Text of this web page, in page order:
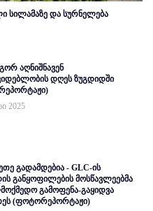
სილამაზე და სურნელება
აღნიშნავენ
დღეს ზუგდიდში
2025
გადამდებია - GLC-ის
განყოფილების მოსწავლეებმა
გამოფენა-გაყიდვა
(ფოტორეპორტაჟი)